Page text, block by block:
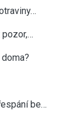
pozor,…
be…